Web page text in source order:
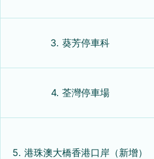
3. 葵芳停車科
4. 荃灣停車場
5. 港珠澳大橋香港口岸（新增）